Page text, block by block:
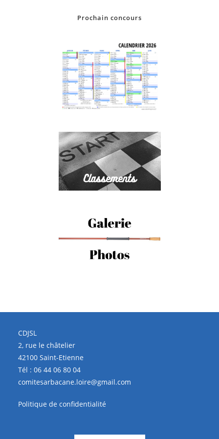
Prochain concours
CDJSL
2, rue le châtelier
42100 Saint-Etienne
Tél :06 44 06 80 04
comitesarbacane.loire@gmail.com
Politique de confidentialité